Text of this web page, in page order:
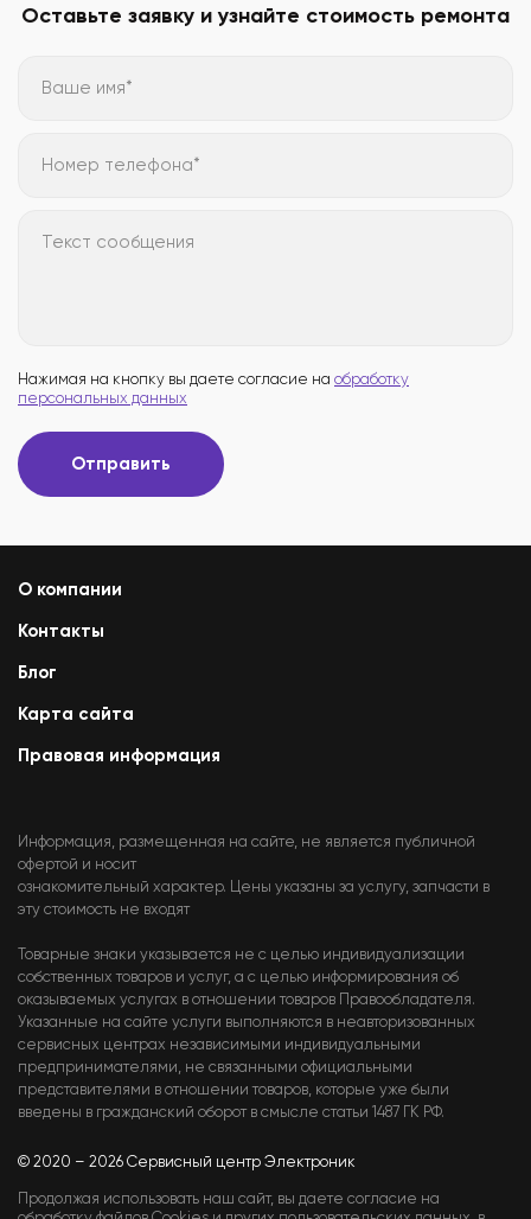
Оставьте заявку и узнайте стоимость ремонта
Ваше имя*
Номер телефона*
Текст сообщения
Нажимая на кнопку вы даете согласие на обработку
персональных данных
Отправить
О компании
Контакты
Блог
Карта сайта
Правовая информация
Информация, размещенная на сайте, не является публичной
офертой и носит
ознакомительный характер. Цены указаны за услугу, запчасти в
эту стоимость не входят
Товарные знаки указывается не с целью индивидуализации
собственных товаров и услуг, а с целью информирования об
оказываемых услугах в отношении товаров Правообладателя.
Указанные на сайте услуги выполняются в неавторизованных
сервисных центрах независимыми индивидуальными
предпринимателями, не связанными официальными
представителями в отношении товаров, которые уже были
введены в гражданский оборот в смысле статьи 1487 ГК РФ.
© 2020 – 2026 Сервисный центр Электроник
Продолжая использовать наш сайт, вы даете согласие на